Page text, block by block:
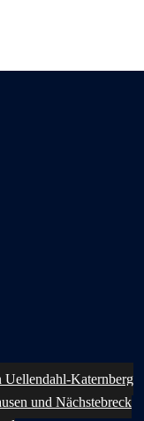
Katernberg
und Nächstebreck